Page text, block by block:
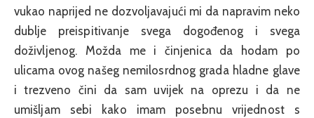
vukao naprijed ne dozvoljavajući mi da napravim neko
dublje preispitivanje svega dogođenog i svega
doživljenog. Možda me i činjenica da hodam po
ulicama ovog našeg nemilosrdnog grada hladne glave
i trezveno čini da sam uvijek na oprezu i da ne
umišljam sebi kako imam posebnu vrijednost s